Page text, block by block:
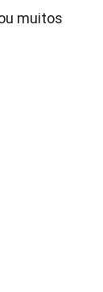
muitos